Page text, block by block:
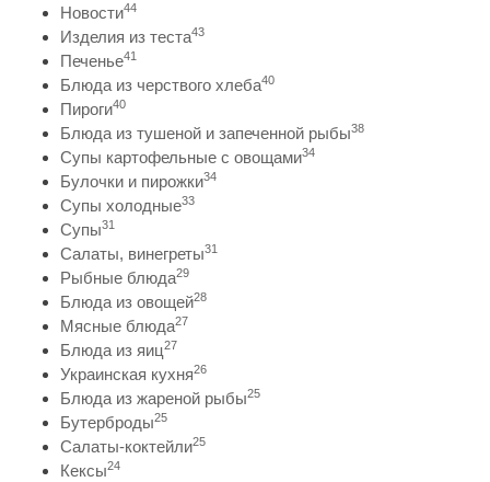
Новости44
Изделия из теста43
Печенье41
Блюда из черствого хлеба40
Пироги40
Блюда из тушеной и запеченной рыбы38
Супы картофельные с овощами34
Булочки и пирожки34
Супы холодные33
Супы31
Салаты, винегреты31
Рыбные блюда29
Блюда из овощей28
Мясные блюда27
Блюда из яиц27
Украинская кухня26
Блюда из жареной рыбы25
Бутерброды25
Салаты-коктейли25
Кексы24